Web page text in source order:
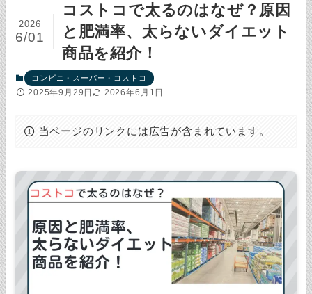
コストコで太るのはなぜ？原因
と肥満率、太らないダイエット
商品を紹介！
2026
6/01
コンビニ・スーパー・コストコ
2025年9月29日 2026年6月1日
当ページのリンクには広告が含まれています。